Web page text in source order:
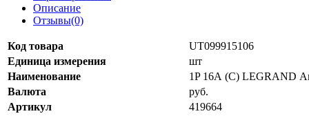
Описание
Отзывы(0)
Код товара
UT099915106
Единица измерения
шт
Наименование
1P 16А (C) LEGRAND
Валюта
руб.
Артикул
419664